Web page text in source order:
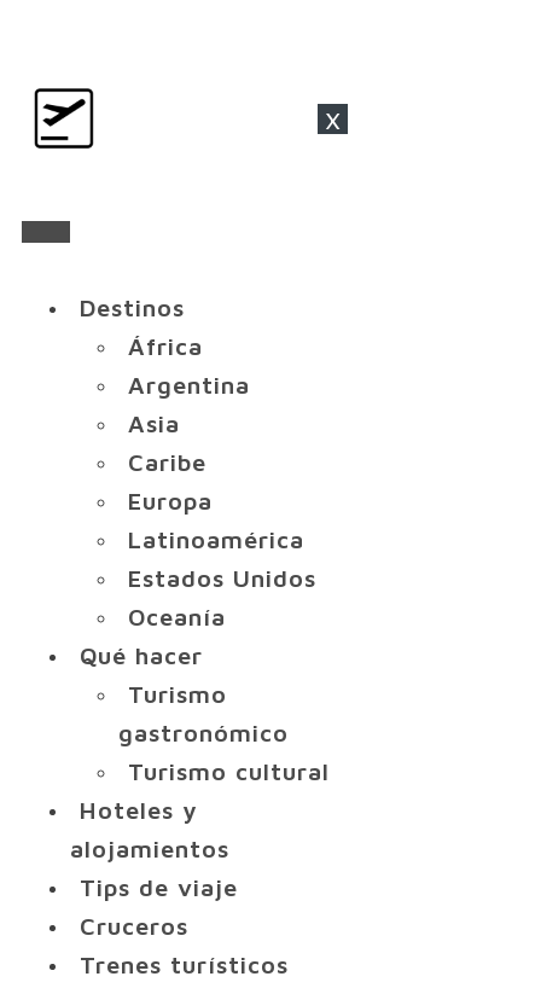
x
Destinos
África
Argentina
Asia
Caribe
Europa
Latinoamérica
Estados Unidos
Oceanía
Qué hacer
Turismo
gastronómico
Turismo cultural
Hoteles y
alojamientos
Tips de viaje
Cruceros
Trenes turísticos